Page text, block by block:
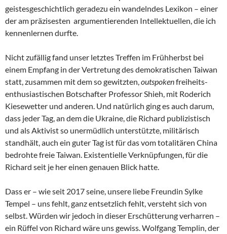
geistesgeschichtlich geradezu ein wandelndes Lexikon – einer
der am präzisesten argumentierenden Intellektuellen, die ich
kennenlernen durfte.
Nicht zufällig fand unser letztes Treffen im Frühherbst bei
einem Empfang in der Vertretung des demokratischen Taiwan
statt, zusammen mit dem so gewitzten,outspokenfreiheits-
enthusiastischen Botschafter Professor Shieh, mit Roderich
Kiesewetter und anderen. Und natürlich ging es auch darum,
dass jeder Tag, an dem die Ukraine, die Richard publizistisch
und als Aktivist so unermüdlich unterstützte, militärisch
standhält, auch ein guter Tag ist für das vom totalitären China
bedrohte freie Taiwan. Existentielle Verknüpfungen, für die
Richard seit je her einen genauen Blick hatte.
Dass er – wie seit 2017 seine, unsere liebe Freundin Sylke
Tempel – uns fehlt, ganz entsetzlich fehlt, versteht sich von
selbst. Würden wir jedoch in dieser Erschütterung verharren –
ein Rüffel von Richard wäre uns gewiss. Wolfgang Templin, der